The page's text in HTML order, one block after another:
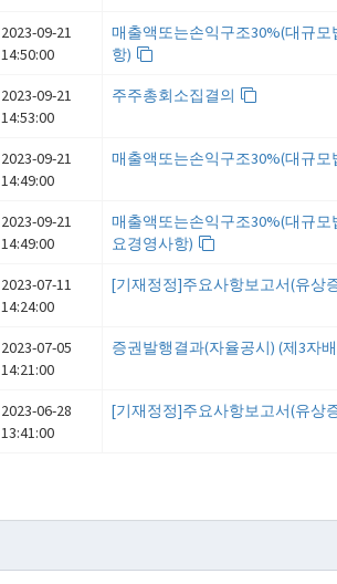
2023-09-21
14:50:00
매출액또는손익구조30%(대규
항)
2023-09-21
14:53:00
주주총회소집결의
2023-09-21
14:49:00
매출액또는손익구조30%(대규
2023-09-21
14:49:00
매출액또는손익구조30%(대규
요경영사항)
2023-07-11
14:24:00
[기재정정]주요사항보고서(유상
2023-07-05
14:21:00
증권발행결과(자율공시) (제3자
2023-06-28
13:41:00
[기재정정]주요사항보고서(유상